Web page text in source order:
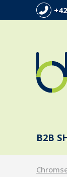
B2B